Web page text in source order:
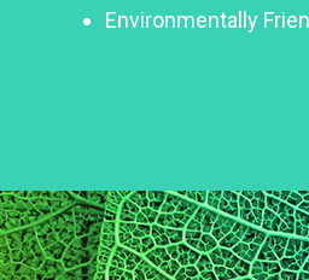
Environmentally